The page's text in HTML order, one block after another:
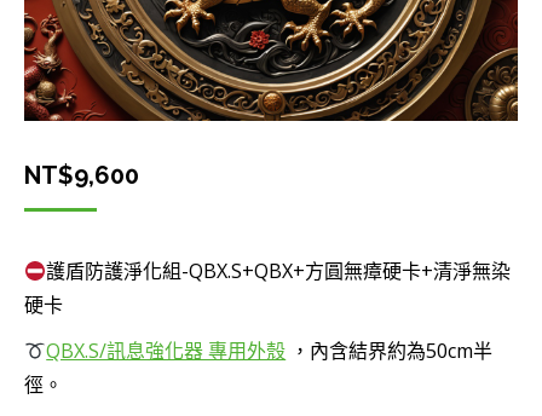
NT$9,600
護盾防護淨化組-QBX.S+QBX+方圓無瘴硬卡+清淨無染
硬卡
QBX.S/訊息強化器 專用外殼 ，內含結界約為50cm半
徑。